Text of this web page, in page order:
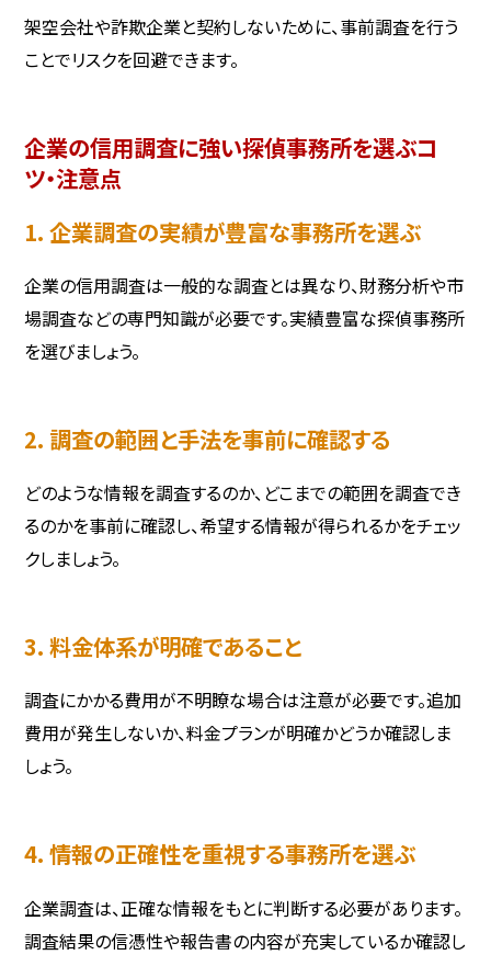
架空会社や詐欺企業と契約しないために、事前調査を行う
ことでリスクを回避できます。
企業の信用調査に強い探偵事務所を選ぶコ
ツ・注意点
1. 企業調査の実績が豊富な事務所を選ぶ
企業の信用調査は一般的な調査とは異なり、財務分析や市
場調査などの専門知識が必要です。実績豊富な探偵事務所
を選びましょう。
2. 調査の範囲と手法を事前に確認する
どのような情報を調査するのか、どこまでの範囲を調査でき
るのかを事前に確認し、希望する情報が得られるかをチェッ
クしましょう。
3. 料金体系が明確であること
調査にかかる費用が不明瞭な場合は注意が必要です。追加
費用が発生しないか、料金プランが明確かどうか確認しま
しょう。
4. 情報の正確性を重視する事務所を選ぶ
企業調査は、正確な情報をもとに判断する必要があります。
調査結果の信憑性や報告書の内容が充実しているか確認し